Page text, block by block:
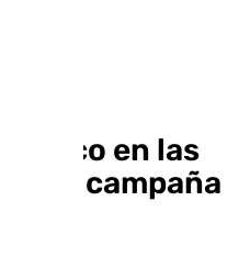
el foco en las
la campaña